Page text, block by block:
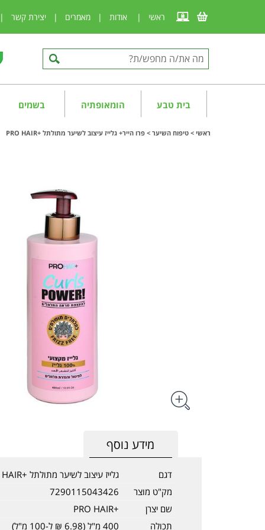
ראשי | אודות | מאמרים | יצירת קשר
בית טבע הומאופתיה בשמים
ראשי > טיפוח השיער > פרו הייר+ גלייז עיצוב לשיער מתולתל +PRO HAIR
מידע נוסף
דגם
גלייז עיצוב לשיער מתולתל +PRO HAIR
מק"ט מוצר
7290115043426
שם יצרן
+PRO HAIR
תכולה
400 מ"ל (6.98 ₪ ל-100 מ"ל)